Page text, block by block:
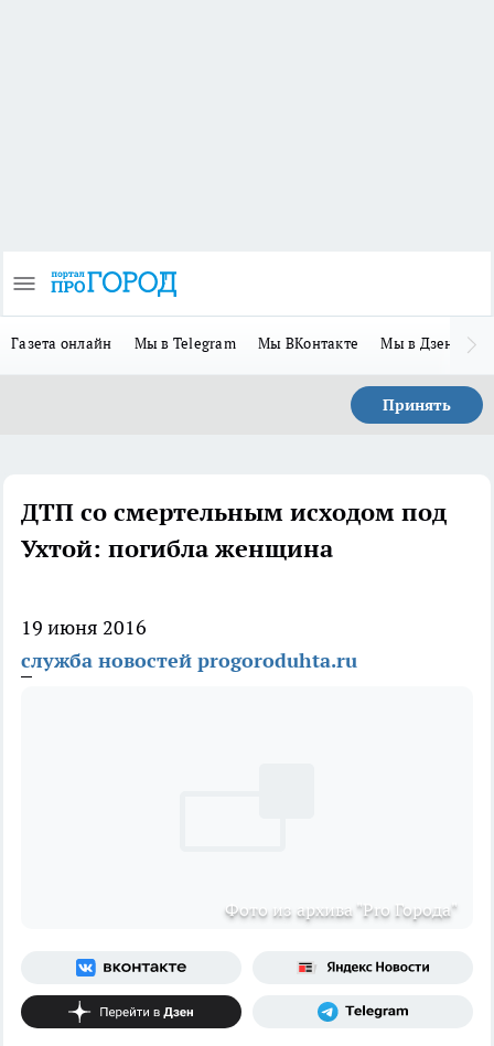
Газета онлайн Мы в Telegram Мы ВКонтакте Мы в Дзене
Принять
ДТП со смертельным исходом под
Ухтой: погибла женщина
19 июня 2016
служба новостей progoroduhta.ru
Фото из архива "Pro Города"